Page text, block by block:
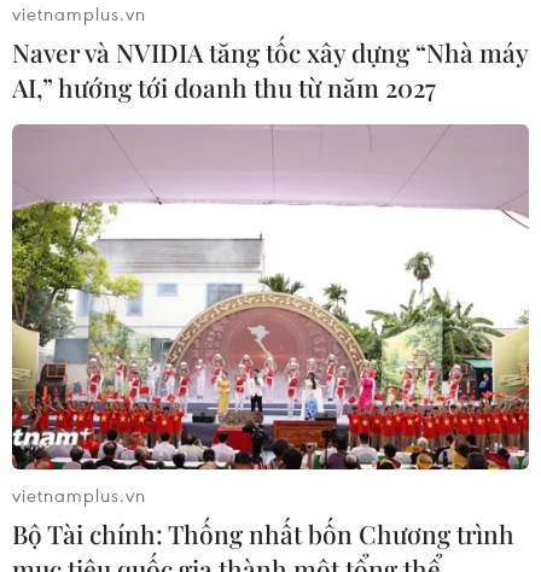
vietnamplus.vn
Naver và NVIDIA tăng tốc xây dựng “Nhà máy
AI,” hướng tới doanh thu từ năm 2027
vietnamplus.vn
Bộ Tài chính: Thống nhất bốn Chương trình